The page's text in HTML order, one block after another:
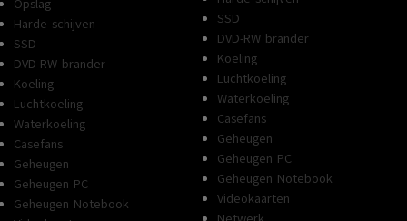
Opslag
Harde schijven
SSD
DVD-RW brander
Koeling
Luchtkoeling
Waterkoeling
Casefans
Geheugen
Geheugen PC
Geheugen Notebook
SSD
DVD-RW brander
Koeling
Luchtkoeling
Waterkoeling
Casefans
Geheugen
Geheugen PC
Geheugen Notebook
Videokaarten